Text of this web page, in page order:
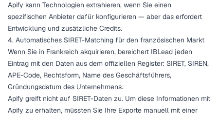
Apify kann Technologien extrahieren, wenn Sie einen
spezifischen Anbieter dafür konfigurieren — aber das erfordert
Entwicklung und zusätzliche Credits.
4. Automatisches SIRET-Matching für den französischen Markt
Wenn Sie in Frankreich akquirieren, bereichert IBLead jeden
Eintrag mit den Daten aus dem offiziellen Register: SIRET, SIREN,
APE-Code, Rechtsform, Name des Geschäftsführers,
Gründungsdatum des Unternehmens.
Apify greift nicht auf SIRET-Daten zu. Um diese Informationen mit
Apify zu erhalten, müssten Sie Ihre Exporte manuell mit einer